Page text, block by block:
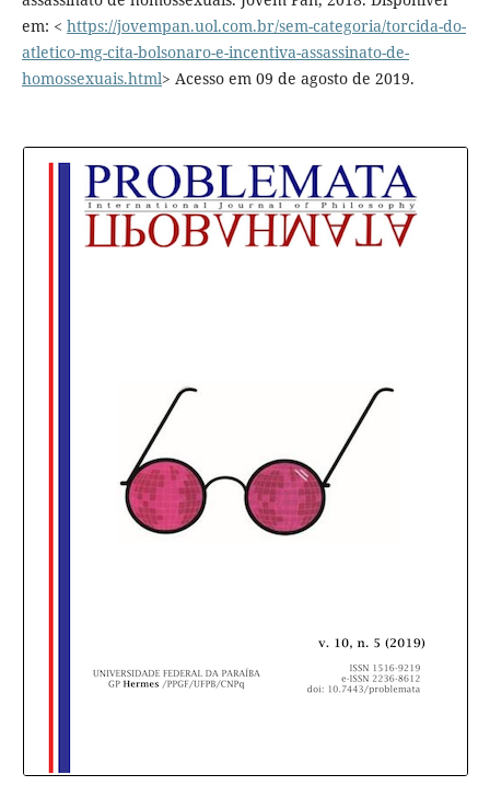
em: < https://jovempan.uol.com.br/sem-categoria/torcida-do-
atletico-mg-cita-bolsonaro-e-incentiva-assassinato-de-
homossexuais.html> Acesso em 09 de agosto de 2019.